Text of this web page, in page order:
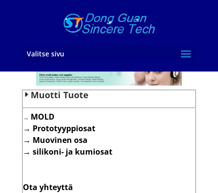
Valitse sivu
Muotti Tuote
→ MOLD
→ Prototyyppiosat
→ Muovinen osa
→ silikoni- ja kumiosat
Ota yhteyttä